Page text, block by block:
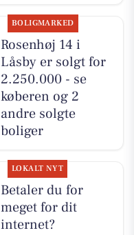
BOLIGMARKED
Rosenhøj 14 i
Låsby er solgt for
2.250.000 - se
køberen og 2
andre solgte
boliger
LOKALT NYT
Betaler du for
meget for dit
internet?